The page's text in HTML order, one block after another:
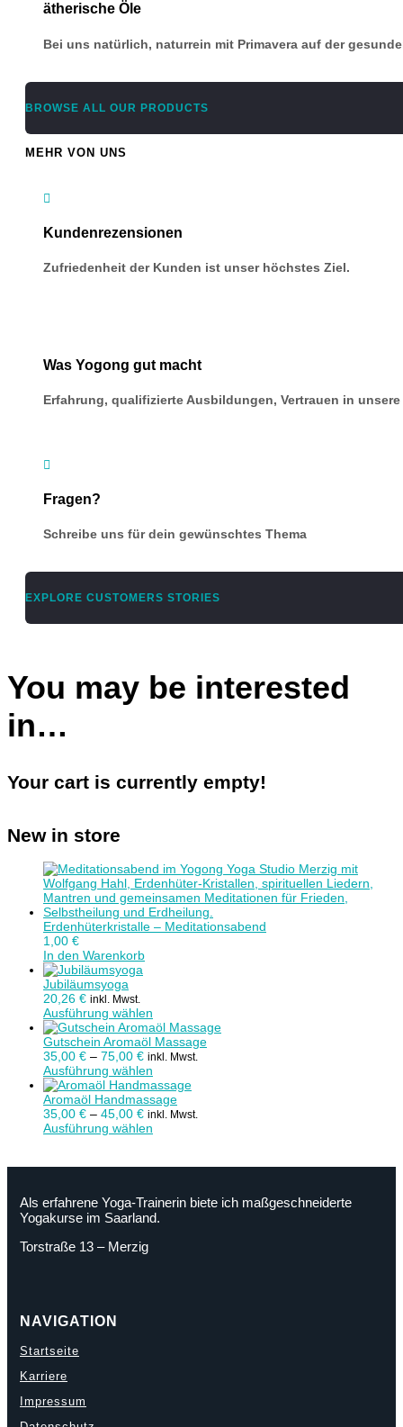
ätherische Öle
Bei uns natürlich, naturrein mit Primavera auf der
BROWSE ALL OUR PRODUCTS
MEHR VON UNS

Kundenrezensionen
Zufriedenheit der Kunden ist unser höchstes Ziel.
Was Yogong gut macht
Erfahrung, qualifizierte Ausbildungen, Vertrauen in

Fragen?
Schreibe uns für dein gewünschtes Thema
EXPLORE CUSTOMERS STORIES
You may be interested
in…
Your cart is currently empty!
New in store
Erdenhüterkristalle – Meditationsabend
1,00 €
In den Warenkorb
Jubiläumsyoga
20,26 € inkl. Mwst.
Ausführung wählen
Gutschein Aromaöl Massage
35,00 € – 75,00 € inkl. Mwst.
Ausführung wählen
Aromaöl Handmassage
35,00 € – 45,00 € inkl. Mwst.
Ausführung wählen
Als erfahrene Yoga-Trainerin biete ich maßgeschneiderte
Yogakurse im Saarland.
Torstraße 13 – Merzig
NAVIGATION
Startseite
Karriere
Impressum